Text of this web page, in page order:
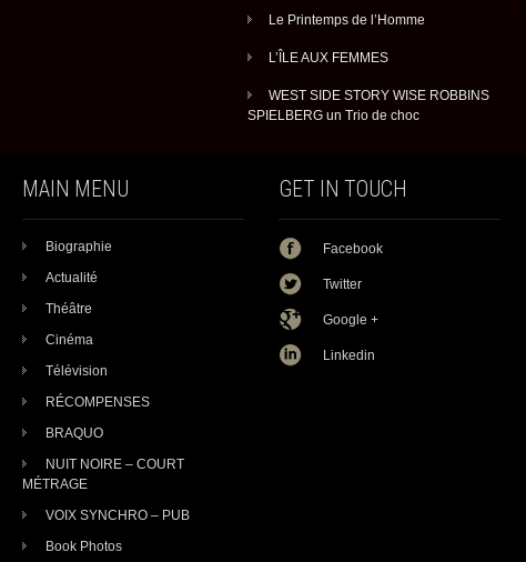
Le Printemps de l’Homme
L’ÎLE AUX FEMMES
WEST SIDE STORY WISE ROBBINS
SPIELBERG un Trio de choc
MAIN MENU
Biographie
Actualité
Théâtre
Cinéma
Télévision
RÉCOMPENSES
BRAQUO
NUIT NOIRE – COURT
MÉTRAGE
VOIX SYNCHRO – PUB
Book Photos
GET IN TOUCH
Facebook
Twitter
Google +
Linkedin